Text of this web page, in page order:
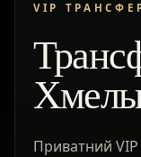
VIP
Приватний